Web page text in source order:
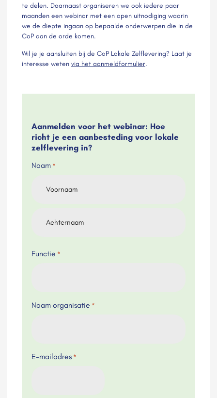
te delen. Daarnaast organiseren we ook iedere paar
maanden een webinar met een open uitnodiging waarin
we de diepte ingaan op bepaalde onderwerpen die in de
CoP aan de orde komen.
Wil je je aansluiten bij de CoP Lokale Zelflevering? Laat je
interesse weten via het aanmeldformulier.
Aanmelden voor het webinar: Hoe
richt je een aanbesteding voor lokale
zelflevering in?
Naam *
Functie *
Naam organisatie *
E-mailadres *